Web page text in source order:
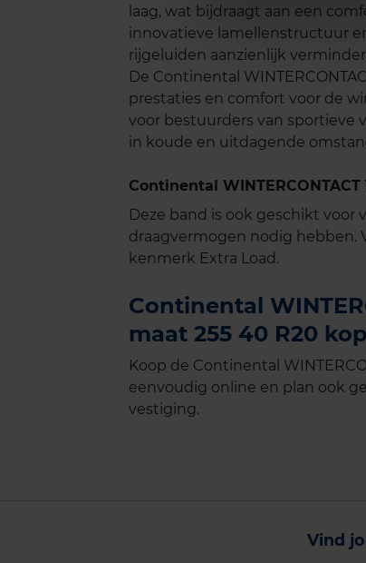
laag, wat bijdraagt aan een
innovatieve lamellenstructuur
rijgeluiden aanzienlijk
De Continental
prestaties en comfort voor de
voor bestuurders van sportieve
in koude en uitdagende
Continental
Deze band is ook geschikt
draagvermogen nodig hebben.
kenmerk Extra Load.
Continental
maat 255 40 R20
Koop de Continental
eenvoudig online en plan ook
vestiging.
Vind